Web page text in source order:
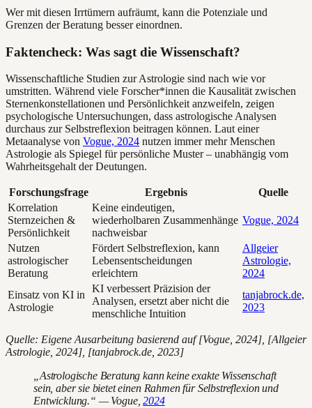
Wer mit diesen Irrtümern aufräumt, kann die Potenziale und
Grenzen der Beratung besser einordnen.
Faktencheck: Was sagt die Wissenschaft?
Wissenschaftliche Studien zur Astrologie sind nach wie vor
umstritten. Während viele Forscher*innen die Kausalität zwischen
Sternenkonstellationen und Persönlichkeit anzweifeln, zeigen
psychologische Untersuchungen, dass astrologische Analysen
durchaus zur Selbstreflexion beitragen können. Laut einer
Metaanalyse von Vogue, 2024 nutzen immer mehr Menschen
Astrologie als Spiegel für persönliche Muster – unabhängig vom
Wahrheitsgehalt der Deutungen.
Forschungsfrage Ergebnis
Quelle
Korrelation
Sternzeichen &
Persönlichkeit
Keine eindeutigen,
wiederholbaren Zusammenhänge
nachweisbar
Vogue, 2024
Nutzen
astrologischer
Beratung
Fördert Selbstreflexion, kann
Lebensentscheidungen
erleichtern
Allgeier
Astrologie,
2024
Einsatz von KI in
Astrologie
KI verbessert Präzision der
Analysen, ersetzt aber nicht die
menschliche Intuition
tanjabrock.de,
2023
Quelle: Eigene Ausarbeitung basierend auf [Vogue, 2024], [Allgeier
Astrologie, 2024], [tanjabrock.de, 2023]
„Astrologische Beratung kann keine exakte Wissenschaft
sein, aber sie bietet einen Rahmen für Selbstreflexion und
Entwicklung.“ — Vogue,2024